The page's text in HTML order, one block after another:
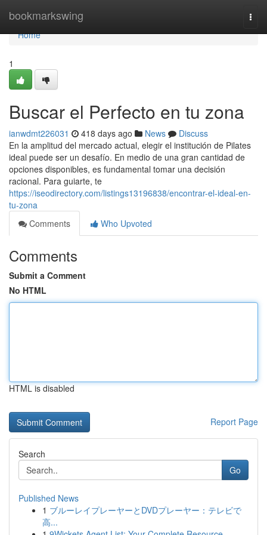
bookmarkswing
Home
Home
1
Buscar el Perfecto en tu zona
ianwdmt226031 418 days ago News
Discuss
En la amplitud del mercado actual, elegir el institución de Pilates
ideal puede ser un desafío. En medio de una gran cantidad de
opciones disponibles, es fundamental tomar una decisión
racional. Para guiarte, te
https://iseodirectory.com/listings13196838/encontrar-el-ideal-en-
tu-zona
Comments
Who Upvoted
Comments
Submit a Comment
No HTML
HTML is disabled
Report Page
Search
Go
Published News
1 ブルーレイプレーヤーとDVDプレーヤー：テレビで
高...